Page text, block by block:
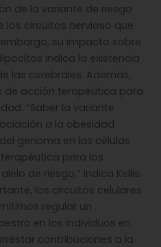
de la variante de riesgo
los circuitos nervioso que
su impacto sobre
indica la existencia
las cerebrales. Además,
de acción terapéutica para
“Saber la variante
a la obesidad
genoma en las células
para los
de riesgo,” indica Kellis.
los circuitos celulares
regular un
en los individuos en
contribuciones a la